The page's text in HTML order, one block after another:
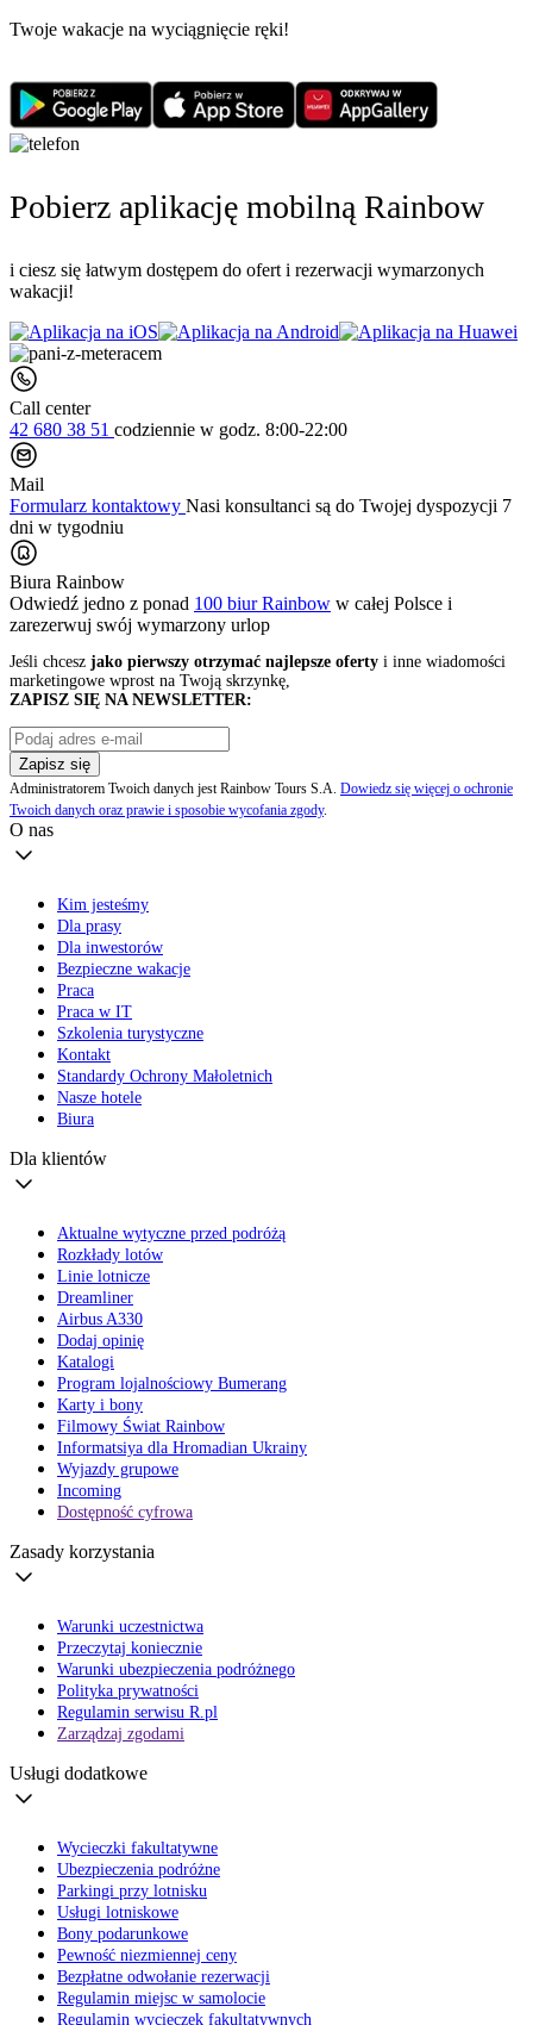
Twoje wakacje na wyciągnięcie ręki!
Pobierz aplikację mobilną Rainbow
i ciesz się łatwym dostępem do ofert i rezerwacji wymarzonych
wakacji!
Call center
42 680 38 51 codziennie w godz. 8:00-22:00
Mail
Formularz kontaktowy Nasi konsultanci są do Twojej dyspozycji 7
dni w tygodniu
Biura Rainbow
Odwiedź jedno z ponad 100 biur Rainbow w całej Polsce i
zarezerwuj swój wymarzony urlop
Jeśli chcesz jako pierwszy otrzymać najlepsze oferty i inne wiadomości
marketingowe wprost na Twoją skrzynkę,
ZAPISZ SIĘ NA NEWSLETTER:
Zapisz się
Administratorem Twoich danych jest Rainbow Tours S.A. Dowiedz się więcej o ochronie
Twoich danych oraz prawie i sposobie wycofania zgody.
O nas
Kim jesteśmy
Dla prasy
Dla inwestorów
Bezpieczne wakacje
Praca
Praca w IT
Szkolenia turystyczne
Kontakt
Standardy Ochrony Małoletnich
Nasze hotele
Biura
Dla klientów
Aktualne wytyczne przed podróżą
Rozkłady lotów
Linie lotnicze
Dreamliner
Airbus A330
Dodaj opinię
Katalogi
Program lojalnościowy Bumerang
Karty i bony
Filmowy Świat Rainbow
Informatsiya dla Hromadian Ukrainy
Wyjazdy grupowe
Incoming
Dostępność cyfrowa
Zasady korzystania
Warunki uczestnictwa
Przeczytaj koniecznie
Warunki ubezpieczenia podróżnego
Polityka prywatności
Regulamin serwisu R.pl
Zarządzaj zgodami
Usługi dodatkowe
Wycieczki fakultatywne
Ubezpieczenia podróżne
Parkingi przy lotnisku
Usługi lotniskowe
Bony podarunkowe
Pewność niezmiennej ceny
Bezpłatne odwołanie rezerwacji
Regulamin miejsc w samolocie
Regulamin wycieczek fakultatywnych